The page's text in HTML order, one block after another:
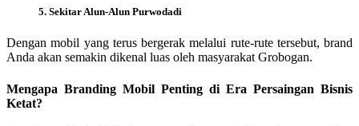
5. Sekitar Alun-Alun Purwodadi
Dengan mobil yang terus bergerak melalui rute-rute tersebut, brand
Anda akan semakin dikenal luas oleh masyarakat Grobogan.
Mengapa Branding Mobil Penting di Era Persaingan Bisnis
Ketat?